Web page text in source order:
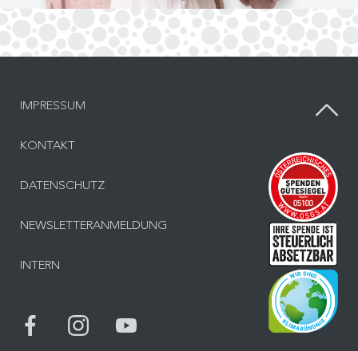
IMPRESSUM
KONTAKT
DATENSCHUTZ
NEWSLETTERANMELDUNG
INTERN